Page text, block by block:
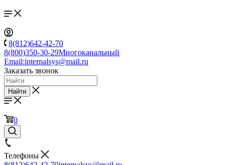
8(812)642-42-70
8(800)350-30-29Многоканальный
Email:internalsys@mail.ru
Заказать звонок
Найти
0
Телефоны